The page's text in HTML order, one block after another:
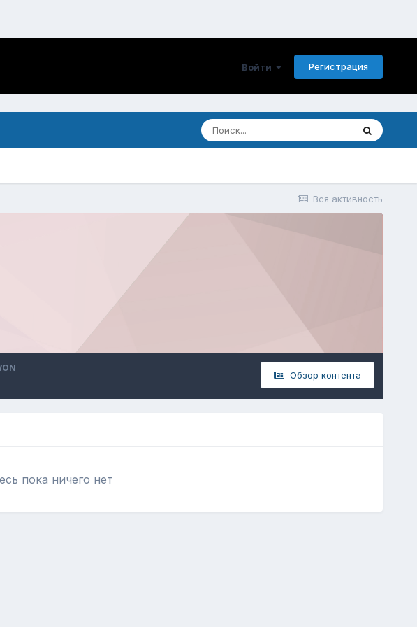
Войти Регистрация
Вся активность
Обзор контента
пока ничего нет